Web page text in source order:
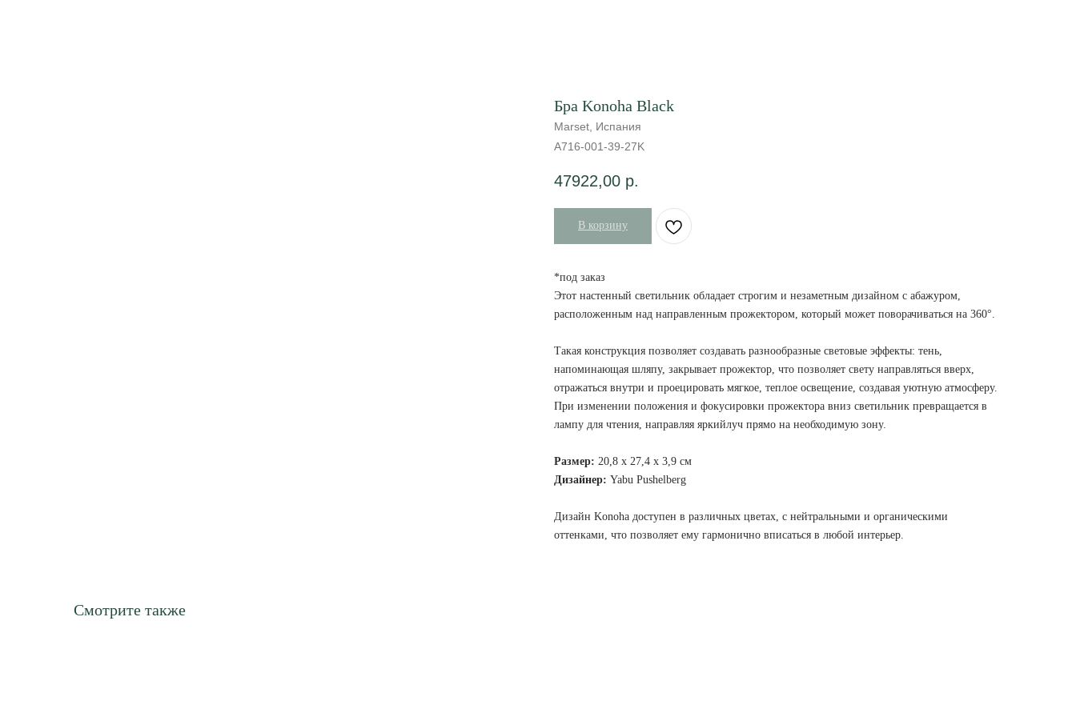
Бра Konoha Black
Marset, Испания
A716-001-39-27K
47922,00 р.
В корзину
*под заказ
Этот настенный светильник обладает строгим и незаметным дизайном с абажуром,
расположенным над направленным прожектором, который может поворачиваться на 360°.
Такая конструкция позволяет создавать разнообразные световые эффекты: тень,
напоминающая шляпу, закрывает прожектор, что позволяет свету направляться вверх,
отражаться внутри и проецировать мягкое, теплое освещение, создавая уютную атмосферу.
При изменении положения и фокусировки прожектора вниз светильник превращается в
лампу для чтения, направляя яркийлуч прямо на необходимую зону.
Размер: 20,8 х 27,4 х 3,9 см
Дизайнер: Yabu Pushelberg
Дизайн Konoha доступен в различных цветах, с нейтральными и органическими
оттенками, что позволяет ему гармонично вписаться в любой интерьер.
Смотрите также